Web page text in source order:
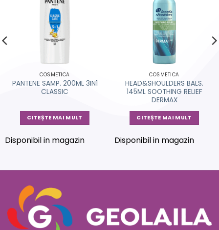
COSMETICA
PANTENE SAMP. 200ML 3IN1
CLASSIC
CITEȘTE MAI MULT
Disponibil in magazin
COSMETICA
HEAD&SHOULDERS BALS.
145ML SOOTHING RELIEF
DERMAX
CITEȘTE MAI MULT
Disponibil in magazin